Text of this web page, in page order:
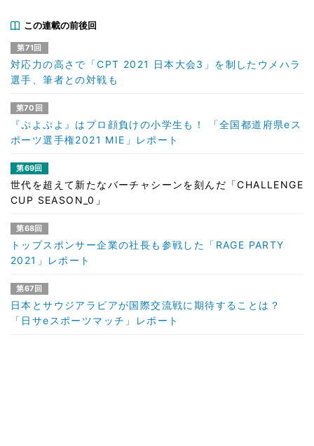
この連載の前後回
第71回
対応力の高さで「CPT 2021 日本大会3」を制したウメハラ
選手、筆者との対戦も
第70回
『ぷよぷよ』はプロ顔負けの小学生も！ 「全国都道府県eス
ポーツ選手権2021 MIE」レポート
第69回
世代を超えて新たなバーチャシーンを刻んだ「CHALLENGE
CUP SEASON_0」
第68回
トップスポンサー企業の社長も参戦した「RAGE PARTY
2021」レポート
第67回
日本とサウジアラビアが国際交流戦に期待することは？
「日サeスポーツマッチ」レポート